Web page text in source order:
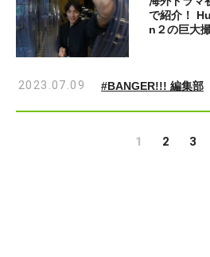
で紹介！
n２の巨大
2023.07.09 #BANGER!!! 編集部
1 2 3